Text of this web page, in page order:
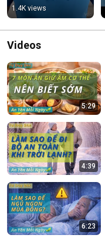
Việt
1.4K views
Videos
5:29
4:39
6:23